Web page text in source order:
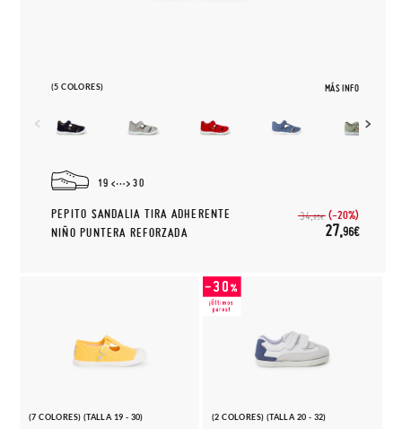
(5 COLORES) MÁS INFO
19 30
PEPITO SANDALIA TIRA ADHERENTE
NIÑO PUNTERA REFORZADA
34,95€ (-20%)
27,96€
(7 COLORES) (TALLA 19 - 30) (2 COLORES) (TALLA 20 - 32)